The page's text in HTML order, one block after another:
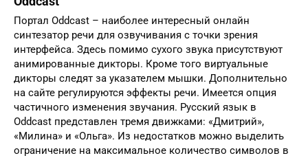
Портал Oddcast – наиболее интересный онлайн
синтезатор речи для озвучивания с точки зрения
интерфейса. Здесь помимо сухого звука присутствуют
анимированные дикторы. Кроме того виртуальные
дикторы следят за указателем мышки. Дополнительно
на сайте регулируются эффекты речи. Имеется опция
частичного изменения звучания. Русский язык в
Oddcast представлен тремя движками: «Дмитрий»,
«Милина» и «Ольга». Из недостатков можно выделить
ограничение на максимальное количество символов в